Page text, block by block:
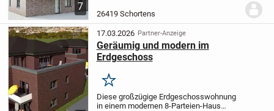
7
Wohn- und Geschäftshaus, das
modernes Wohnen und attraktive
Gewerbeflächen optimal vereint. Das
architektoni...
26419 Schortens
17.03.2026 Partner-Anzeige
Geräumig und modern im
Erdgeschoss
Merken
Diese großzügige Erdgeschosswohnung
in einem modernen 8-Parteien-Haus